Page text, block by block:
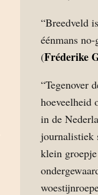
“Breedveld
éénmans no-
(Fréderike
“Tegenover
hoeveelheid
in de
journalistiek
klein